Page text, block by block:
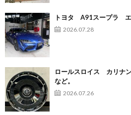
トヨタ A91スープラ エ
2026.07.28
ロールスロイス カリナ
など。
2026.07.26